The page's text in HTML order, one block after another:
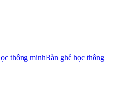
Bàn ghế học thông